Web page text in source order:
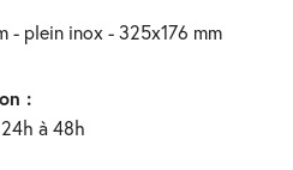
- plein inox - 325x176 mm
:
à 48h